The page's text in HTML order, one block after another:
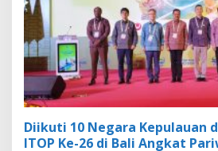
Diikuti 10 Negara Kepulauan
ITOP Ke-26 di Bali Angkat